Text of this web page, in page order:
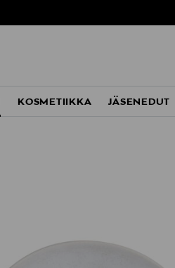
KOSMETIIKKA JÄSENEDUT